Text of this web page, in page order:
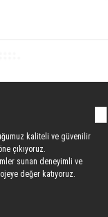
kaliteli ve güvenilir
çıkıyoruz.
sunan deneyimli ve
değer katıyoruz.